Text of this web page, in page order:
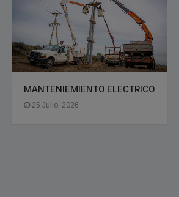
MANTENIEMIENTO ELECTRICO
25 Julio, 2026